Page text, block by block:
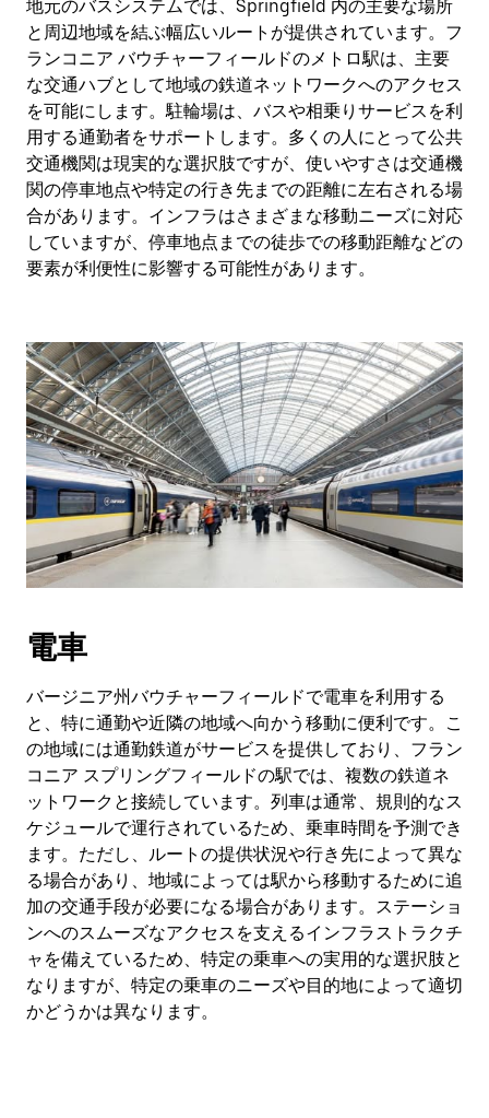
地元のバスシステムでは、Springfield 内の主要な場所
と周辺地域を結ぶ幅広いルートが提供されています。フ
ランコニア バウチャーフィールドのメトロ駅は、主要
な交通ハブとして地域の鉄道ネットワークへのアクセス
を可能にします。駐輪場は、バスや相乗りサービスを利
用する通勤者をサポートします。多くの人にとって公共
交通機関は現実的な選択肢ですが、使いやすさは交通機
関の停車地点や特定の行き先までの距離に左右される場
合があります。インフラはさまざまな移動ニーズに対応
していますが、停車地点までの徒歩での移動距離などの
要素が利便性に影響する可能性があります。
電車
バージニア州バウチャーフィールドで電車を利用する
と、特に通勤や近隣の地域へ向かう移動に便利です。こ
の地域には通勤鉄道がサービスを提供しており、フラン
コニア スプリングフィールドの駅では、複数の鉄道ネ
ットワークと接続しています。列車は通常、規則的なス
ケジュールで運行されているため、乗車時間を予測でき
ます。ただし、ルートの提供状況や行き先によって異な
る場合があり、地域によっては駅から移動するために追
加の交通手段が必要になる場合があります。ステーショ
ンへのスムーズなアクセスを支えるインフラストラクチ
ャを備えているため、特定の乗車への実用的な選択肢と
なりますが、特定の乗車のニーズや目的地によって適切
かどうかは異なります。